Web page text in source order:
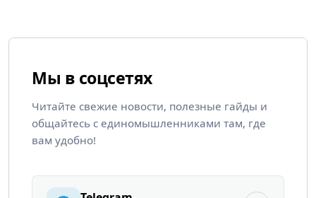
Мы в соцсетях
Читайте свежие новости, полезные гайды и
общайтесь с единомышленниками там, где
вам удобно!